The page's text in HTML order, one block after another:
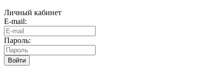
Личный кабинет
E-mail:
Пароль:
Войти